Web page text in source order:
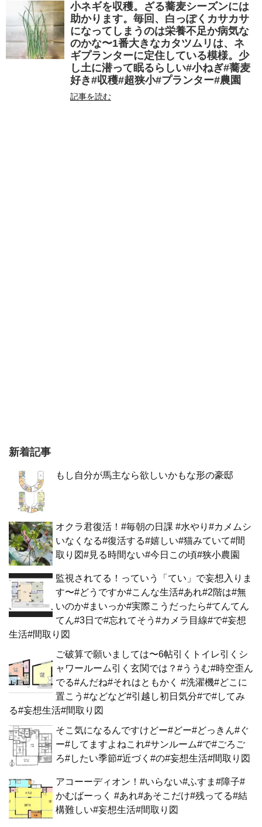
小ネギを収穫。ざる蕎麦シーズンには
助かります。毎回、白っぽくカサカサ
になってしまうのは栄養不足か病気な
のかな〜1番大きなカタツムリは、ネ
ギプランターに定住している模様。少
し土に潜って眠るらしい#小ねぎ#蕎麦
好き#収穫#超狭小#プランター#農園
記事を読む
新着記事
もし自分が馬主なら欲しいかもな形の豪邸
オクラ君復活！#毎朝の日課 #水やり#カメムシ
いなくなる#復活する#嬉しい#猫みていて#間
取り図#見る時間ない#今日この頃#狭小農園
監視されてる！っていう「てい」で妄想入りま
す〜#どうですか#こんな生活#あれ#2階は#無
いのか#まいっか#実際こうだったら#てんてん
てん#3日で#忘れてそう#カメラ目線#で#妄想
生活#間取り図
ご破算で願いましては〜6帖引くトイレ引くシ
ャワールーム引く玄関では？#ううむ#時空歪ん
でる#んだね#それはともかく #洗濯機#どこに
置こう#などなど#引越し初日気分#で#してみ
る#妄想生活#間取り図
そこ気になるんですけどー#どー#どっきん#ぐ
ー#してますよねこれ#サンルーム#で#ごろご
ろ#したい季節#近づく#の#妄想生活#間取り図
アコーーディオン！#いらない#ふすま#障子#
かむばーっく #あれ#あそこだけ#残ってる#結
構難しい#妄想生活#間取り図